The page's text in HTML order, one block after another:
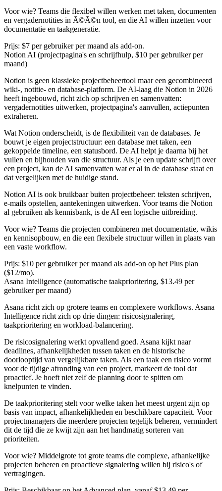
Voor wie? Teams die flexibel willen werken met taken, documenten
en vergadernotities in Ã©Ã©n tool, en die AI willen inzetten voor
documentatie en taakgeneratie.
Prijs: $7 per gebruiker per maand als add-on.
Notion AI (projectpagina's en schrijfhulp, $10 per gebruiker per
maand)
Notion is geen klassieke projectbeheertool maar een gecombineerd
wiki-, notitie- en database-platform. De AI-laag die Notion in 2026
heeft ingebouwd, richt zich op schrijven en samenvatten:
vergadernotities uitwerken, projectpagina's aanvullen, actiepunten
extraheren.
Wat Notion onderscheidt, is de flexibiliteit van de databases. Je
bouwt je eigen projectstructuur: een database met taken, een
gekoppelde timeline, een statusbord. De AI helpt je daarna bij het
vullen en bijhouden van die structuur. Als je een update schrijft over
een project, kan de AI samenvatten wat er al in de database staat en
dat vergelijken met de huidige stand.
Notion AI is ook bruikbaar buiten projectbeheer: teksten schrijven,
e-mails opstellen, aantekeningen uitwerken. Voor teams die Notion
al gebruiken als kennisbank, is de AI een logische uitbreiding.
Voor wie? Teams die projecten combineren met documentatie, wikis
en kennisopbouw, en die een flexibele structuur willen in plaats van
een vaste workflow.
Prijs: $10 per gebruiker per maand als add-on op het Plus plan
($12/mo).
Asana Intelligence (automatische taakprioritering, $13.49 per
gebruiker per maand)
Asana richt zich op grotere teams en complexere workflows. Asana
Intelligence richt zich op drie dingen: risicosignalering,
taakprioritering en workload-balancering.
De risicosignalering werkt opvallend goed. Asana kijkt naar
deadlines, afhankelijkheden tussen taken en de historische
doorlooptijd van vergelijkbare taken. Als een taak een risico vormt
voor de tijdige afronding van een project, markeert de tool dat
proactief. Je hoeft niet zelf de planning door te spitten om
knelpunten te vinden.
De taakprioritering stelt voor welke taken het meest urgent zijn op
basis van impact, afhankelijkheden en beschikbare capaciteit. Voor
projectmanagers die meerdere projecten tegelijk beheren, vermindert
dit de tijd die ze kwijt zijn aan het handmatig sorteren van
prioriteiten.
Voor wie? Middelgrote tot grote teams die complexe, afhankelijke
projecten beheren en proactieve signalering willen bij risico's of
vertragingen.